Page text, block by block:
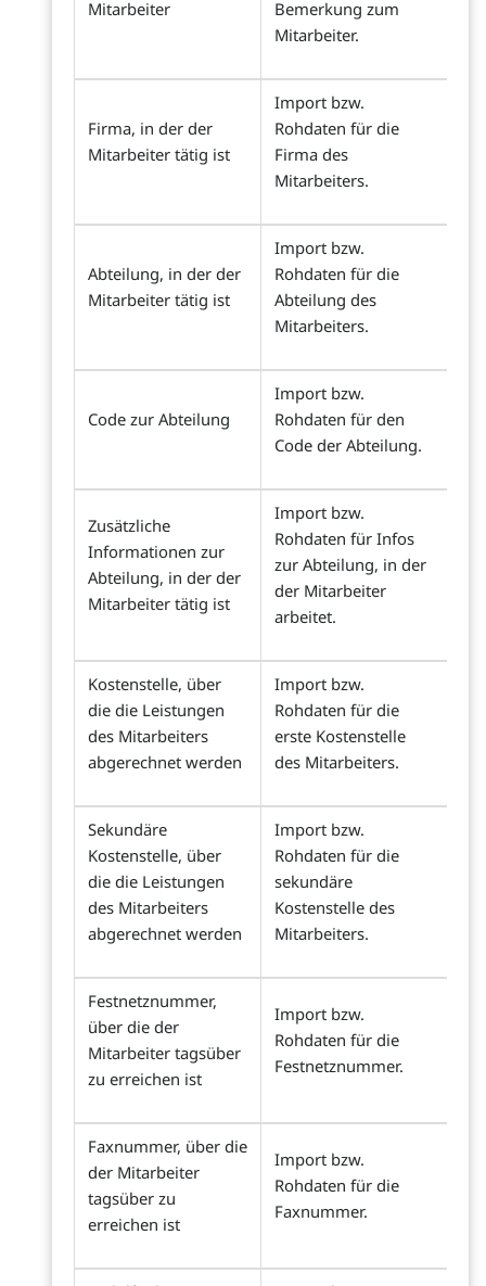
Mitarbeiter
Bemerkung zum
Mitarbeiter.
Firma, in der der
Mitarbeiter tätig ist
Import bzw.
Rohdaten für die
Firma des
Mitarbeiters.
Abteilung, in der der
Mitarbeiter tätig ist
Import bzw.
Rohdaten für die
Abteilung des
Mitarbeiters.
Code zur Abteilung
Import bzw.
Rohdaten für den
Code der Abteilung.
Zusätzliche
Informationen zur
Abteilung, in der der
Mitarbeiter tätig ist
Import bzw.
Rohdaten für Infos
zur Abteilung, in der
der Mitarbeiter
arbeitet.
Kostenstelle, über
die die Leistungen
des Mitarbeiters
abgerechnet werden
Import bzw.
Rohdaten für die
erste Kostenstelle
des Mitarbeiters.
Sekundäre
Kostenstelle, über
die die Leistungen
des Mitarbeiters
abgerechnet werden
Import bzw.
Rohdaten für die
sekundäre
Kostenstelle des
Mitarbeiters.
Festnetznummer,
über die der
Mitarbeiter tagsüber
zu erreichen ist
Import bzw.
Rohdaten für die
Festnetznummer.
Faxnummer, über die
der Mitarbeiter
tagsüber zu
erreichen ist
Import bzw.
Rohdaten für die
Faxnummer.